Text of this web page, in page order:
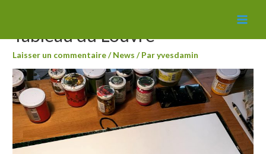
Tableau du Louvre
Laisser un commentaire/News / Paryvesdamin